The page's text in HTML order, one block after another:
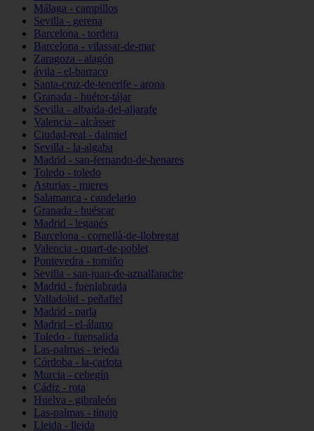
Málaga - campillos
Sevilla - gerena
Barcelona - tordera
Barcelona - vilassar-de-mar
Zaragoza - alagón
ávila - el-barraco
Santa-cruz-de-tenerife - arona
Granada - huétor-tájar
Sevilla - albaida-del-aljarafe
Valencia - alcàsser
Ciudad-real - daimiel
Sevilla - la-algaba
Madrid - san-fernando-de-henares
Toledo - toledo
Asturias - mieres
Salamanca - candelario
Granada - huéscar
Madrid - leganés
Barcelona - cornellà-de-llobregat
Valencia - quart-de-poblet
Pontevedra - tomiño
Sevilla - san-juan-de-aznalfarache
Madrid - fuenlabrada
Valladolid - peñafiel
Madrid - parla
Madrid - el-álamo
Toledo - fuensalida
Las-palmas - tejeda
Córdoba - la-carlota
Murcia - cehegín
Cádiz - rota
Huelva - gibraleón
Las-palmas - tinajo
Lleida - lleida